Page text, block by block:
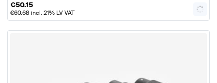
€50.15
€60.68 incl. 21% LV VAT